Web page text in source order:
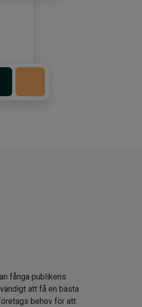
fånga publikens
att få en bästa
behov för att